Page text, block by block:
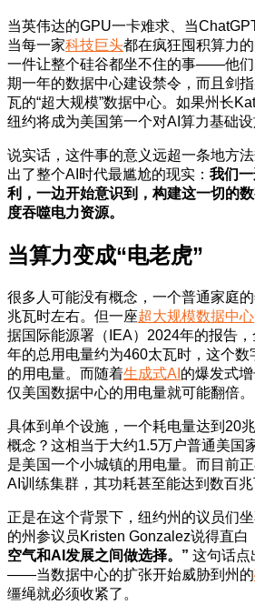
当英伟达的GPU一卡难求、当
当每一家科技巨头都在疯狂囤积算力
一件让整个硅谷都坐不住的事——他们
期一年的数据中心建设禁令，而且剑
瓦的“超大规模”数据中心。如果州长
纽约将成为美国第一个对AI算力基础设
说实话，这件事的意义远超一条地方
出了整个AI时代最尴尬的现实： 我们
利，一边开始意识到，构建这一切的
度吞噬电力资源。
当算力变成“电老虎”
很多人可能没有概念，一个普通家庭
兆瓦时左右。但一座超大规模数据中心
据国际能源署（IEA）2024年的报告
年的总用电量约为460太瓦时，这个
的用电量。而随着生成式AI 的爆发式
仅美国数据中心的用电量就可能翻倍。
具体到单个设施，一个耗电量达到20
概念？这相当于大约1.5万户普通美国
是美国一个小城镇的用电量。而目前
AI训练集群，其功耗甚至能达到数百兆
正是在这个背景下，纽约州的议员们
的州参议员Kristen Gonzalez说得直白
空气和AI发展之间做选择。” 这句话点
——当数据中心的扩张开始威胁到州的
缰绳就必须收紧了。